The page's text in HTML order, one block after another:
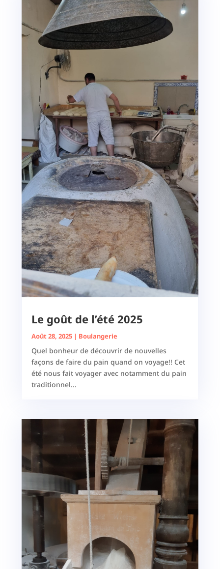
Le goût de l’été 2025
Août 28, 2025| Boulangerie
Quel bonheur de découvrir de nouvelles
façons de faire du pain quand on voyage!! Cet
été nous fait voyager avec notamment du pain
traditionnel...